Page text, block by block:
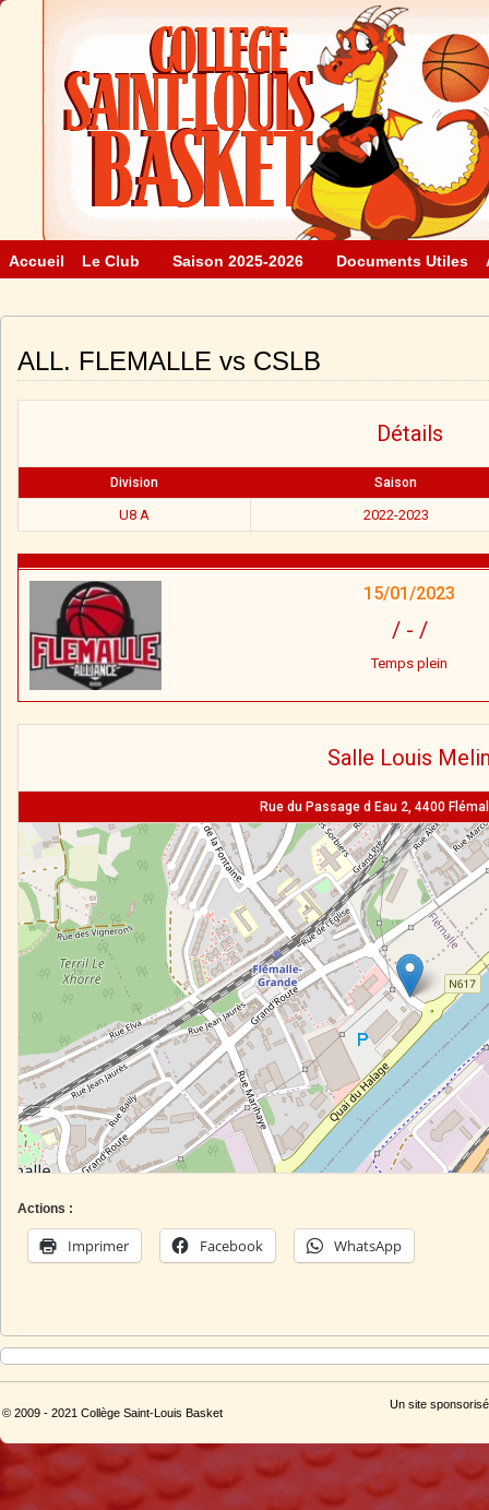
Accueil Le Club Saison 2025-2026 Documents Utiles
ALL. FLEMALLE vs CSLB
Détails
Division Saison
U8 A 2022-2023
15/01/2023
/- /
Temps plein
Salle Louis
Rue du Passage d Eau 2, 4400
Actions :
Imprimer Facebook WhatsApp
© 2009 - 2021 Collège Saint-Louis Basket
Un site